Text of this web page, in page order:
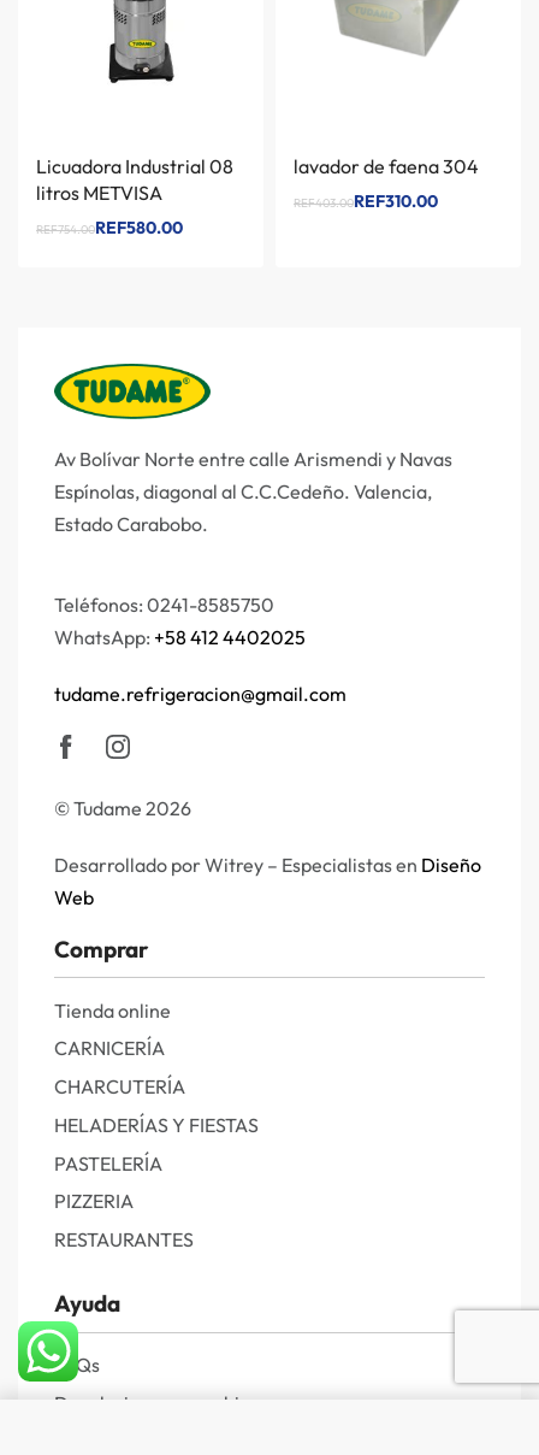
Licuadora Industrial 08
litros METVISA
REF754.00REF580.00
lavador de faena 304
REF403.00REF310.00
Av Bolívar Norte entre calle Arismendi y Navas
Espínolas, diagonal al C.C.Cedeño. Valencia,
Estado Carabobo.
Teléfonos: 0241-8585750
WhatsApp: +58 412 4402025
tudame.refrigeracion@gmail.com
© Tudame 2026
Desarrollado por Witrey – Especialistas en Diseño
Web
Comprar
Tienda online
CARNICERÍA
CHARCUTERÍA
HELADERÍAS Y FIESTAS
PASTELERÍA
PIZZERIA
RESTAURANTES
Ayuda
FAQs
Devoluciones y cambios